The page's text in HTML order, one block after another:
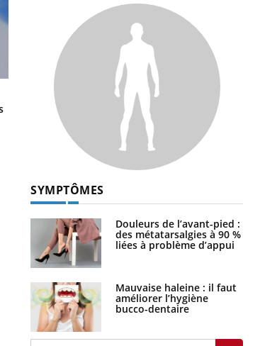
La sieste empêche-t-elle de dormir
la nuit ?
SYMPTÔMES
Douleurs de l’avant-pied :
des métatarsalgies à 90 %
liées à problème d’appui
Mauvaise haleine : il faut
améliorer l’hygiène
bucco-dentaire